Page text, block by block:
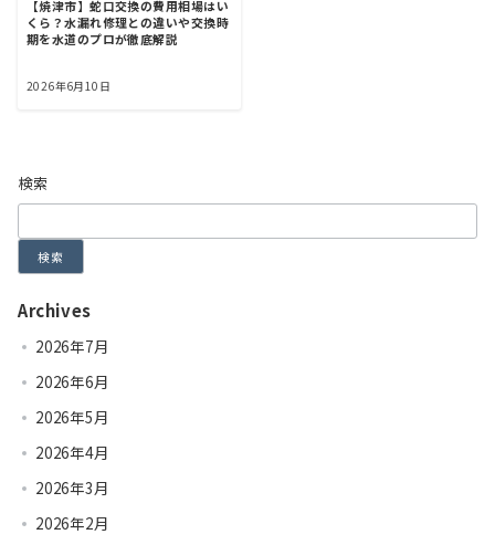
【焼津市】蛇口交換の費用相場はい
くら？水漏れ修理との違いや交換時
期を水道のプロが徹底解説
2026年6月10日
検索
検索
Archives
2026年7月
2026年6月
2026年5月
2026年4月
2026年3月
2026年2月